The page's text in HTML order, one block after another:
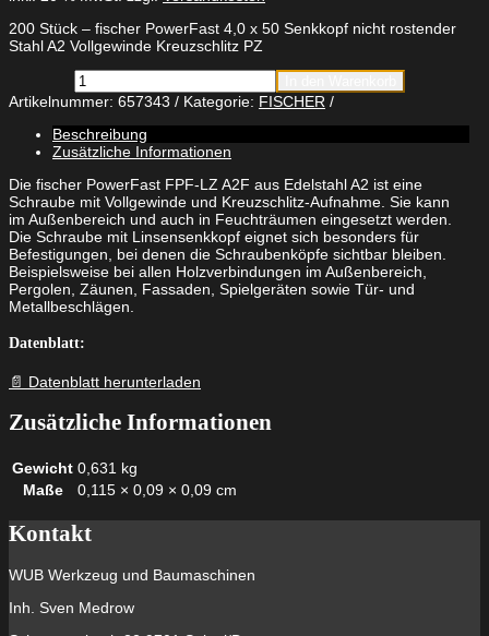
200 Stück – fischer PowerFast 4,0 x 50 Senkkopf nicht rostender
Stahl A2 Vollgewinde Kreuzschlitz PZ
fischer
PowerFast
4,0
x
50
Senkkopf
nicht
rostender
Stahl
A2
Vollgewinde
Kreuzschlitz
PZ
Menge
Artikelnummer: 657343 Kategorie: FISCHER
Beschreibung
Zusätzliche Informationen
Die fischer PowerFast FPF-LZ A2F aus Edelstahl A2 ist eine
Schraube mit Vollgewinde und Kreuzschlitz-Aufnahme. Sie kann
im Außenbereich und auch in Feuchträumen eingesetzt werden.
Die Schraube mit Linsensenkkopf eignet sich besonders für
Befestigungen, bei denen die Schraubenköpfe sichtbar bleiben.
Beispielsweise bei allen Holzverbindungen im Außenbereich,
Pergolen, Zäunen, Fassaden, Spielgeräten sowie Tür- und
Metallbeschlägen.
Datenblatt:
📄 Datenblatt herunterladen
Zusätzliche Informationen
Gewicht 0,631 kg
Maße
0,115 × 0,09 × 0,09 cm
Kontakt
WUB Werkzeug und Baumaschinen
Inh. Sven Medrow